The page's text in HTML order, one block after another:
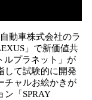
動車株式会社のラ
」で新価値共
ルプラネット」が
して試験的に開発
チャルお絵かきが
ン「SPRAY